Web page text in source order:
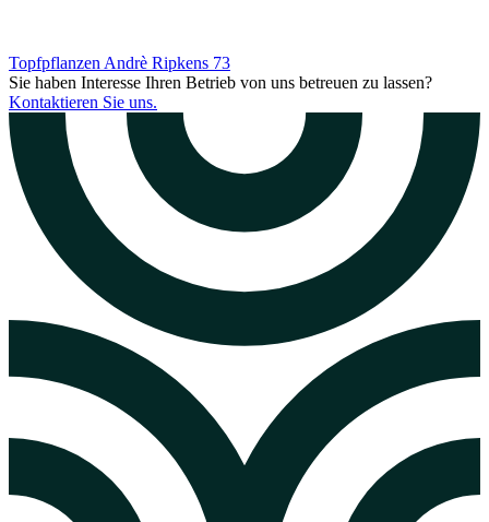
Topfpflanzen Andrè Ripkens 73
Sie haben Interesse Ihren Betrieb von uns betreuen zu lassen?
Kontaktieren Sie uns.